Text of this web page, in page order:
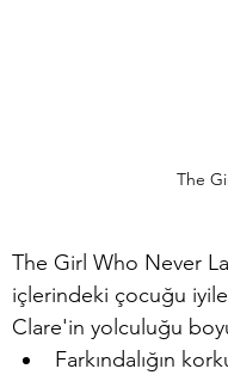
The
The Girl Who Never
içlerindeki çocuğu
Clare'in yolculuğu
Farkındalığın